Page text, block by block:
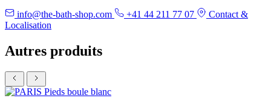
info@the-bath-shop.com +41 44 211 77 07
Contact &
Localisation
Autres produits